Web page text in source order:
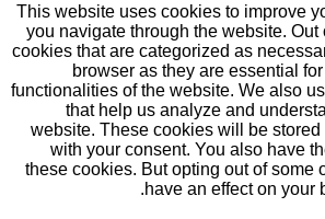
This website uses cookies to improve
you navigate through the website. Out
cookies that are categorized as
browser as they are essential
functionalities of the website. We also
that help us analyze and
website. These cookies will be
with your consent. You also have
these cookies. But opting out of some
have an effect on your